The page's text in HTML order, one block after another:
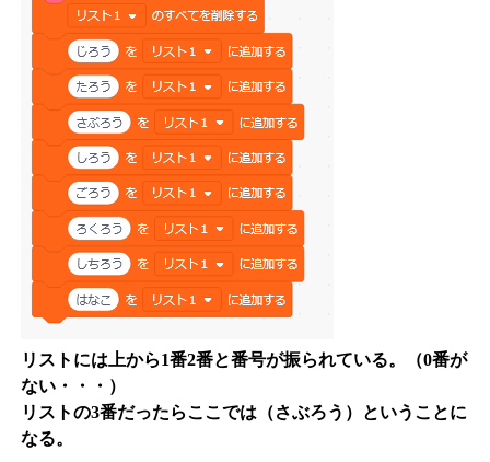
リストには上から1番2番と番号が振られている。（0番が
ない・・・）
リストの3番だったらここでは（さぶろう）ということに
なる。